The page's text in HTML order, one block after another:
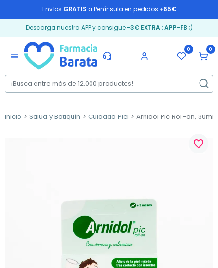
Envíos GRATIS a Península en pedidos +65€
Descarga nuestra APP y consigue -3€ EXTRA: APP-FB ;)
menu
0 0
Inicio Salud y Botiquín Cuidado Piel Arnidol Pic Roll-on, 30ml.
favorite_border